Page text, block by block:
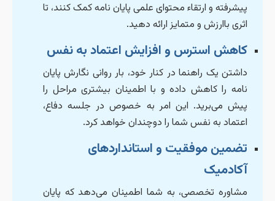
پیشرفته و ارتقاء محتوای علمی پایان نامه کمک کنند، تا
اثری باارزش و متمایز ارائه دهید.
کاهش استرس و افزایش اعتماد به نفس
داشتن یک راهنما در کنار خود، بار روانی نگارش پایان
نامه را کاهش داده و با اطمینان بیشتری مراحل را
پیش می‌برید. این امر به خصوص در جلسه دفاع،
اعتماد به نفس شما را دوچندان خواهد کرد.
تضمین موفقیت و استانداردهای
آکادمیک
مشاوره تخصصی، به شما اطمینان می‌دهد که پایان